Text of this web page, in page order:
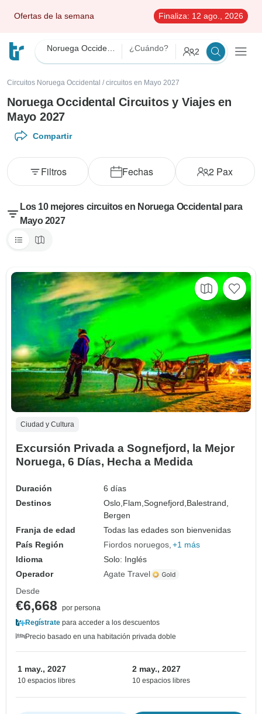
Ofertas de la semana Finaliza: 12 ago., 2026
¿Cuándo? 2
Circuitos Noruega Occidental / circuitos en Mayo 2027
Noruega Occidental Circuitos y Viajes en
Mayo 2027
Compartir
Fechas 2 Pax
Filtros
Los 10 mejores circuitos en Noruega Occidental para
Mayo 2027
Ciudad y Cultura
Excursión Privada a Sognefjord, la Mejor
Noruega, 6 Días, Hecha a Medida
Duración
6 días
Destinos
Oslo, Flam,Sognefjord, Balestrand,
Bergen
Franja de edad
Todas las edades son bienvenidas
País Región
Fiordos noruegos +1 más
Idioma
Solo: Inglés
Operador
Agate Travel
Desde
€6,668
por persona
Regístrate para acceder a los descuentos
Precio basado en una habitación privada doble
1 may., 2027
10 espacios libres
2 may., 2027
10 espacios libres